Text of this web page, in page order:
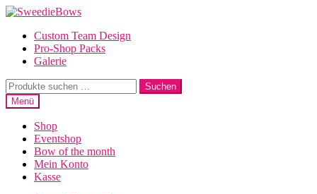
Zur
springen
Zum
springenCustom Team Design
Pro-Shop Packs
Galerie
Suche
nach:
Suchen
Menü
Shop
Eventshop
Bow of the month
Mein Konto
Kasse